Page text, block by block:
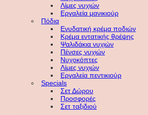
Λίμες νυχιών
Εργαλεία μανικιούρ
Πόδια
Ενυδατική κρέμα ποδιών
Κρέμα εντατικής θρέψης
Ψαλιδάκια νυχιών
Πένσες νυχιών
Νυχοκόπτες
Λίμες νυχιών
Εργαλεία πεντικιούρ
Specials
Σετ Δώρου
Προσφορές
Σετ ταξιδιού